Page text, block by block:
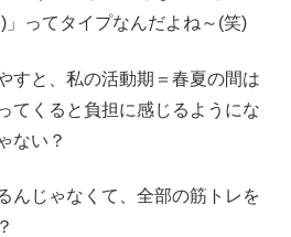
ってタイプなんだよね～(笑)
すと、私の活動期＝春夏の間は
てくると負担に感じるようにな
ない？
んじゃなくて、全部の筋トレを